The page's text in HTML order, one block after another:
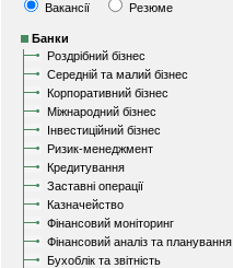
Вакансії Резюме
Банки
Роздрібний бізнес
Середній та малий бізнес
Корпоративний бізнес
Міжнародний бізнес
Інвестиційний бізнес
Ризик-менеджмент
Кредитування
Заставні операції
Казначейство
Фінансовий моніторинг
Фінансовий аналіз та планування
Бухоблік та звітність